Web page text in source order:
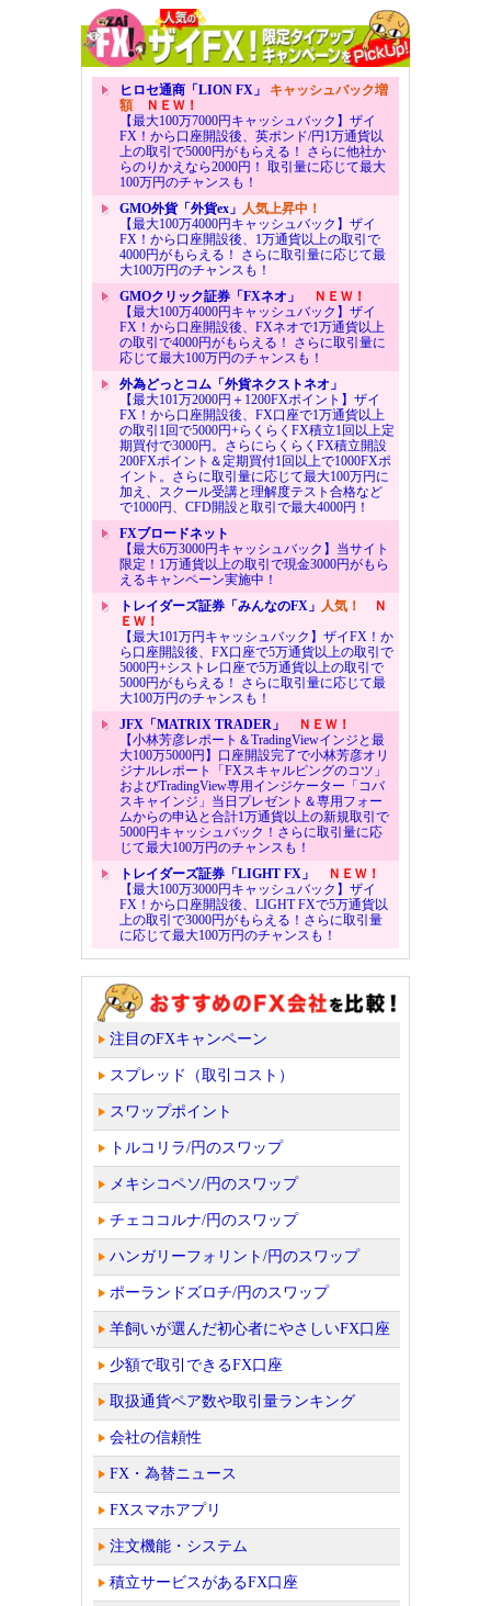
ヒロセ通商「LION FX」 キャッシュバック増
額ＮＥＷ！
【最大100万7000円キャッシュバック】ザイ
FX！から口座開設後、英ポンド/円1万通貨以
上の取引で5000円がもらえる！ さらに他社か
らのりかえなら2000円！ 取引量に応じて最大
100万円のチャンスも！
GMO外貨「外貨ex」 人気上昇中！
【最大100万4000円キャッシュバック】ザイ
FX！から口座開設後、1万通貨以上の取引で
4000円がもらえる！ さらに取引量に応じて最
大100万円のチャンスも！
GMOクリック証券「FXネオ」
ＮＥＷ！
【最大100万4000円キャッシュバック】ザイ
FX！から口座開設後、FXネオで1万通貨以上
の取引で4000円がもらえる！ さらに取引量に
応じて最大100万円のチャンスも！
外為どっとコム「外貨ネクストネオ」
【最大101万2000円＋1200FXポイント】ザイ
FX！から口座開設後、FX口座で1万通貨以上
の取引1回で5000円+らくらくFX積立1回以上定
期買付で3000円。さらにらくらくFX積立開設
200FXポイント＆定期買付1回以上で1000FXポ
イント。さらに取引量に応じて最大100万円に
加え、スクール受講と理解度テスト合格など
で1000円、CFD開設と取引で最大4000円！
FXブロードネット
【最大6万3000円キャッシュバック】当サイト
限定！1万通貨以上の取引で現金3000円がもら
えるキャンペーン実施中！
トレイダーズ証券「みんなのFX」 人気！
Ｎ
ＥＷ！
【最大101万円キャッシュバック】ザイFX！か
ら口座開設後、FX口座で5万通貨以上の取引で
5000円+シストレ口座で5万通貨以上の取引で
5000円がもらえる！ さらに取引量に応じて最
大100万円のチャンスも！
JFX「MATRIX TRADER」
ＮＥＷ！
【小林芳彦レポート＆TradingViewインジと最
大100万5000円】口座開設完了で小林芳彦オリ
ジナルレポート「FXスキャルピングのコツ」
およびTradingView専用インジケーター「コバ
スキャインジ」当日プレゼント＆専用フォー
ムからの申込と合計1万通貨以上の新規取引で
5000円キャッシュバック！さらに取引量に応
じて最大100万円のチャンスも！
トレイダーズ証券「LIGHT FX」
ＮＥＷ！
【最大100万3000円キャッシュバック】ザイ
FX！から口座開設後、LIGHT FXで5万通貨以
上の取引で3000円がもらえる！さらに取引量
に応じて最大100万円のチャンスも！
注目のFXキャンペーン
スプレッド（取引コスト）
スワップポイント
トルコリラ/円のスワップ
メキシコペソ/円のスワップ
チェココルナ/円のスワップ
ハンガリーフォリント/円のスワップ
ポーランドズロチ/円のスワップ
羊飼いが選んだ初心者にやさしいFX口座
少額で取引できるFX口座
取扱通貨ペア数や取引量ランキング
会社の信頼性
FX・為替ニュース
FXスマホアプリ
注文機能・システム
積立サービスがあるFX口座